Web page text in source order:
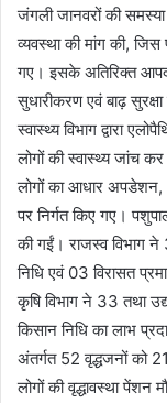
जंगली जानवरों की
व्यवस्था की मांग की, जिस
गए। इसके अतिरिक्त
सुधारीकरण एवं बाढ़ सुरक्षा
स्वास्थ्य विभाग द्वारा
लोगों की स्वास्थ्य जांच
लोगों का आधार अपडेशन,
पर निर्गत किए गए।
की गईं। राजस्व विभाग
निधि एवं 03 विरासत
कृषि विभाग ने 33 तथा
किसान निधि का लाभ
अंतर्गत 52 वृद्धजनों को
लोगों की वृद्धावस्था